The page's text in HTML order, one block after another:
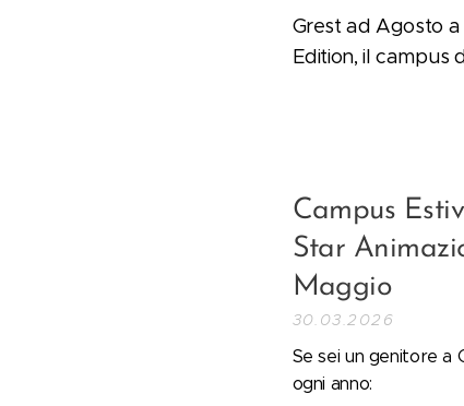
Grest ad Agosto a
Edition, il campus
Campus
Star
Maggio
30.03.2026
Se sei un genitore a
ogni anno: